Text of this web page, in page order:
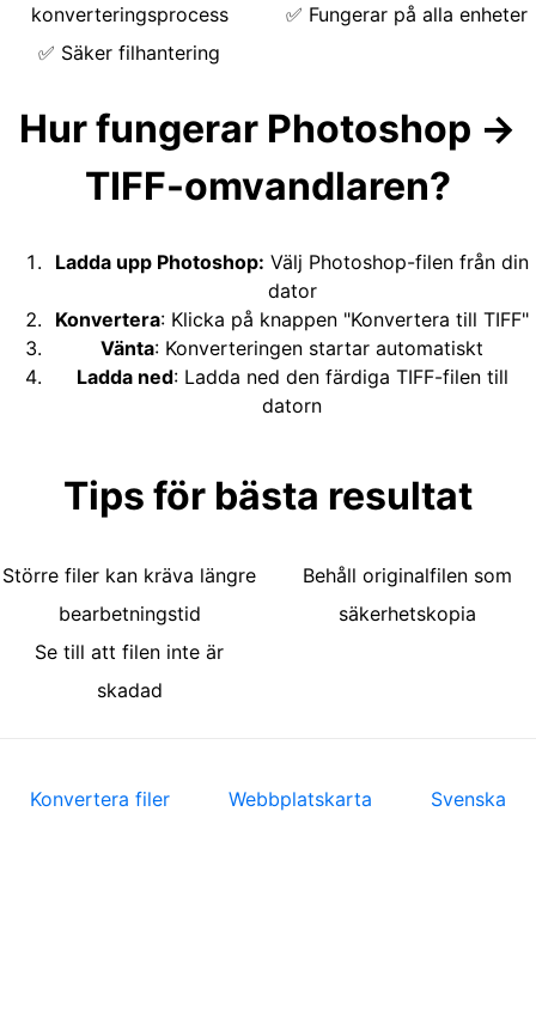
konverteringsprocess
✅ Säker filhantering
✅ Fungerar på alla enheter
Hur fungerar Photoshop →
TIFF-omvandlaren?
Ladda upp Photoshop: Välj Photoshop-filen från din
dator
Konvertera: Klicka på knappen "Konvertera till TIFF"
Vänta: Konverteringen startar automatiskt
Ladda ned: Ladda ned den färdiga TIFF-filen till
datorn
Tips för bästa resultat
Större filer kan kräva längre
bearbetningstid
Se till att filen inte är
skadad
Behåll originalfilen som
säkerhetskopia
Konvertera filer Webbplatskarta Svenska